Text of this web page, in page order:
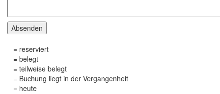
Absenden
= reserviert
= belegt
= teilweise belegt
= Buchung liegt in der Vergangenheit
= heute